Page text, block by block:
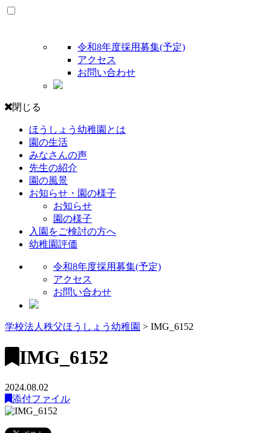
令和8年度採用募集(予定)
アクセス
お問い合わせ
閉じる
ほうしょう幼稚園とは
園の生活
みなさんの声
先生の紹介
園の風景
お知らせ・園の様子
お知らせ
園の様子
入園をご検討の方へ
幼稚園評価
令和8年度採用募集(予定)
アクセス
お問い合わせ
学校法人秩父ほうしょう幼稚園 > IMG_6152
IMG_6152
2024.08.02
添付ファイル